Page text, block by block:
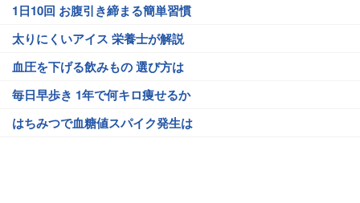
1日10回 お腹引き締まる簡単習慣
太りにくいアイス 栄養士が解説
血圧を下げる飲みもの 選び方は
毎日早歩き 1年で何キロ痩せるか
はちみつで血糖値スパイク発生は